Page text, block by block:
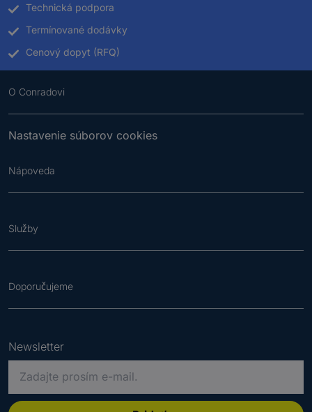
Technická podpora
Termínované dodávky
Cenový dopyt (RFQ)
O Conradovi
Nastavenie súborov cookies
Nápoveda
Služby
Doporučujeme
Newsletter